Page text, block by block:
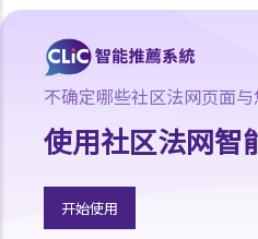
1. 除了将事件交予法庭审理，消费
2. 如果消费者需要提出诉讼，他们应
举例说明
1. 他拿衣服去乾洗，但乾洗店弄坏他
2. 他买了一些货品但其后向店铺要求
3. 他拿电脑去店铺修理。当取回电脑
如果他一早知道修理费这么昂贵，他
不确定哪些社区法网页面与
使用社区法网智
开始使用